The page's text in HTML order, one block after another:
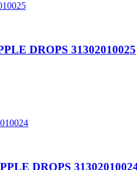
DROPS 31302010025
DROPS